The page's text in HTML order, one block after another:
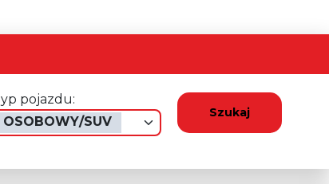
Typ pojazdu:
OSOBOWY/SUV
Szukaj